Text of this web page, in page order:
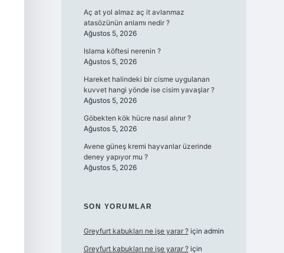
Aç at yol almaz aç it avlanmaz
atasözünün anlamı nedir ?
Ağustos 5, 2026
Islama köftesi nerenin ?
Ağustos 5, 2026
Hareket halindeki bir cisme uygulanan
kuvvet hangi yönde ise cisim yavaşlar ?
Ağustos 5, 2026
Göbekten kök hücre nasıl alınır ?
Ağustos 5, 2026
Avene güneş kremi hayvanlar üzerinde
deney yapıyor mu ?
Ağustos 5, 2026
SON YORUMLAR
Greyfurt kabukları ne işe yarar ?için admin
Greyfurt kabukları ne işe yarar ?için